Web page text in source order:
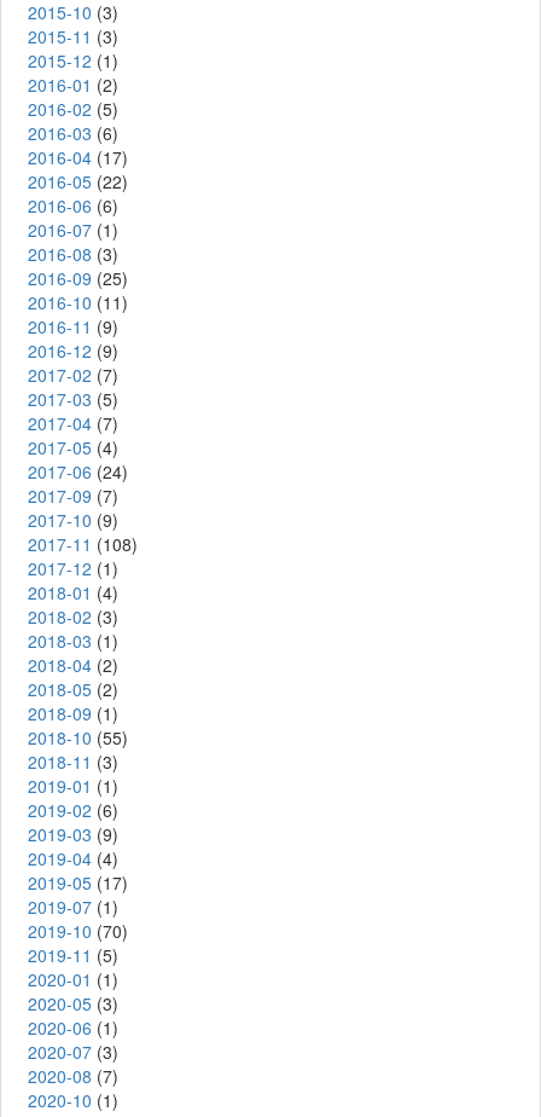
2015-10 (3)
2015-11 (3)
2015-12 (1)
2016-01 (2)
2016-02 (5)
2016-03 (6)
2016-04 (17)
2016-05 (22)
2016-06 (6)
2016-07 (1)
2016-08 (3)
2016-09 (25)
2016-10 (11)
2016-11 (9)
2016-12 (9)
2017-02 (7)
2017-03 (5)
2017-04 (7)
2017-05 (4)
2017-06 (24)
2017-09 (7)
2017-10 (9)
2017-11 (108)
2017-12 (1)
2018-01 (4)
2018-02 (3)
2018-03 (1)
2018-04 (2)
2018-05 (2)
2018-09 (1)
2018-10 (55)
2018-11 (3)
2019-01 (1)
2019-02 (6)
2019-03 (9)
2019-04 (4)
2019-05 (17)
2019-07 (1)
2019-10 (70)
2019-11 (5)
2020-01 (1)
2020-05 (3)
2020-06 (1)
2020-07 (3)
2020-08 (7)
2020-10 (1)